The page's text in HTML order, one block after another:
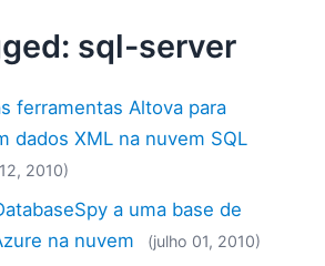
sql-server
ferramentas Altova para
dados XML na nuvem SQL
2010)
a uma base de
na nuvem
(julho 01, 2010)